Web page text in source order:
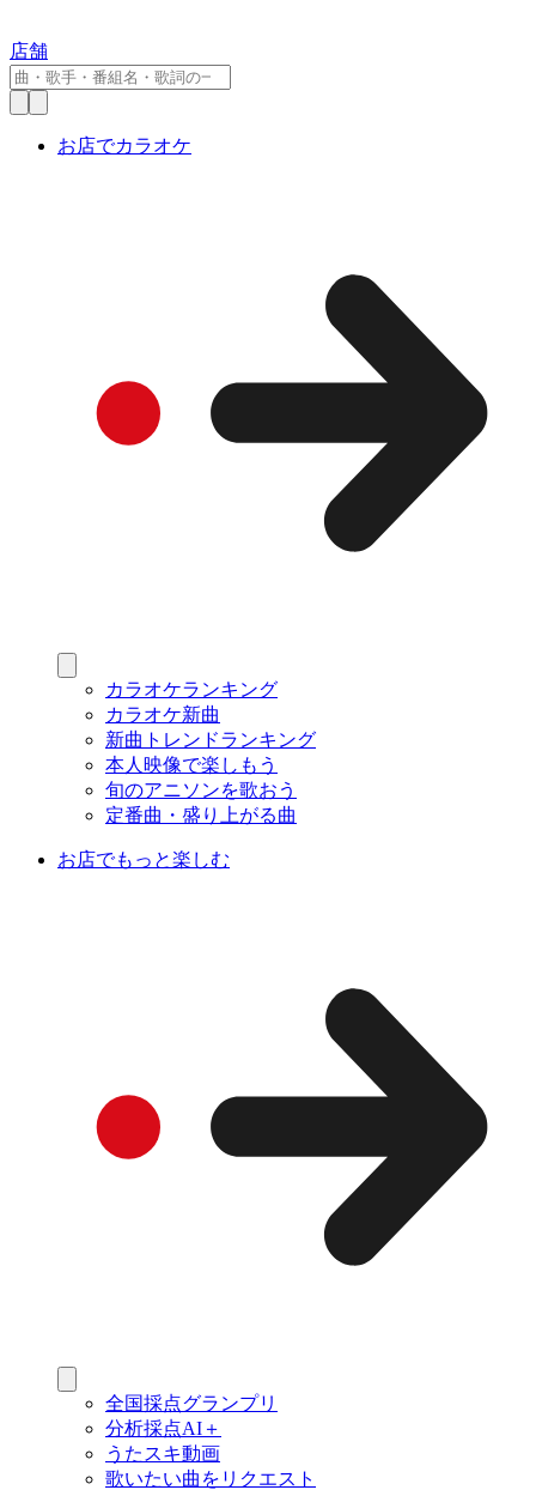
店舗
お店でカラオケ
カラオケランキング
カラオケ新曲
新曲トレンドランキング
本人映像で楽しもう
旬のアニソンを歌おう
定番曲・盛り上がる曲
お店でもっと楽しむ
全国採点グランプリ
分析採点AI＋
うたスキ動画
歌いたい曲をリクエスト